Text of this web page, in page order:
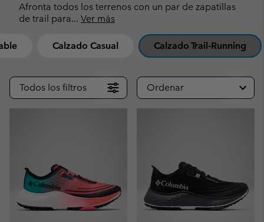
Afronta todos los terrenos con un par de zapatillas
de trail para... Ver más
Calzado Casual Calzado Trail-Running
Todos los filtros Ordenar